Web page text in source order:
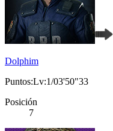
Dolphim
Puntos:Lv:1/03'50"33
Posición
7